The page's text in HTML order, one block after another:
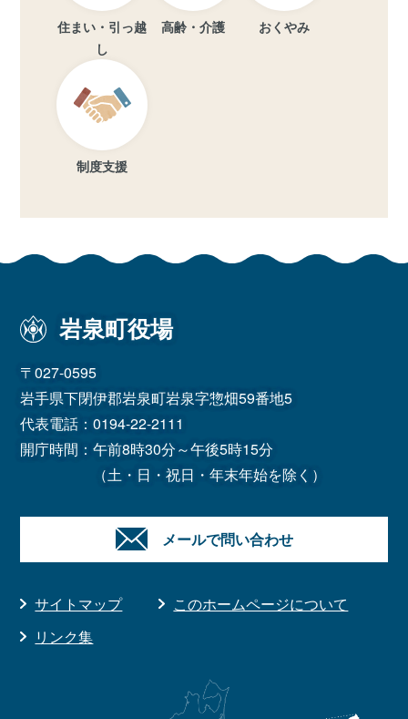
住まい・引っ越
し
高齢・介護 おくやみ
制度支援
岩泉町役場
〒027-0595
岩手県下閉伊郡岩泉町岩泉字惣畑59番地5
代表電話：0194-22-2111
開庁時間：午前8時30分～午後5時15分
（土・日・祝日・年末年始を除く）
メールで問い合わせ
サイトマップ
このホームページについて
リンク集